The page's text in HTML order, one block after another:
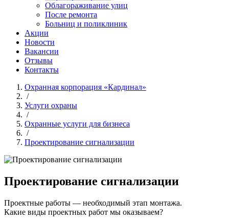
Облагораживание улиц
После ремонта
Больниц и поликлиник
Акции
Новости
Вакансии
Отзывы
Контакты
Охранная корпорация «Кардинал»
/
Услуги охраны
/
Охранные услуги для бизнеса
/
Проектирование сигнализации
Проектирование сигнализации
Проектные работы — необходимый этап монтажа.
Какие виды проектных работ мы оказываем?